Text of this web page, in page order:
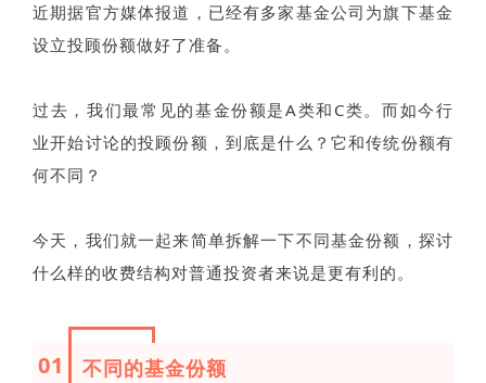
近期据官方媒体报道，已经有多家基金公司为旗下基金
设立投顾份额做好了准备。
过去，我们最常见的基金份额是A类和C类。而如今行
业开始讨论的投顾份额，到底是什么？它和传统份额有
何不同？
今天，我们就一起来简单拆解一下不同基金份额，探讨
什么样的收费结构对普通投资者来说是更有利的。
01 不同的基金份额